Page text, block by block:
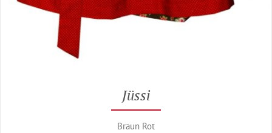
Jüssi
Braun Rot